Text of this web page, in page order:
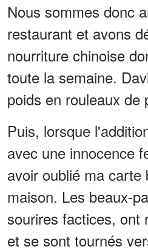
Nous sommes donc
restaurant et avons
nourriture chinoise
toute la semaine.
poids en rouleaux de
Puis, lorsque
avec une innocence
avoir oublié ma carte
maison. Les beaux-
sourires factices, ont
et se sont tournés